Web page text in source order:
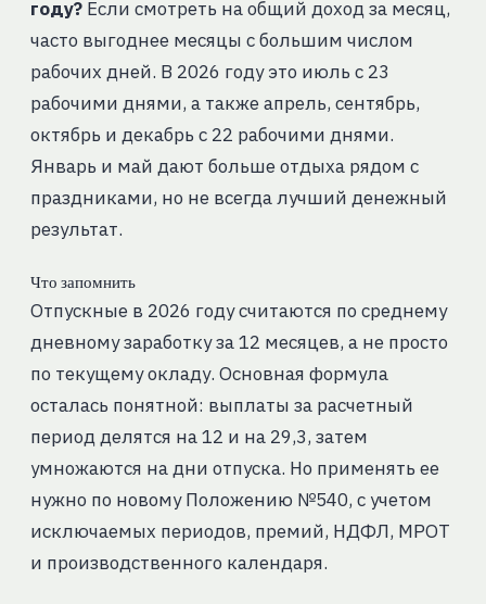
году?Если смотреть на общий доход за месяц,
часто выгоднее месяцы с большим числом
рабочих дней. В 2026 году это июль с 23
рабочими днями, а также апрель, сентябрь,
октябрь и декабрь с 22 рабочими днями.
Январь и май дают больше отдыха рядом с
праздниками, но не всегда лучший денежный
результат.
Что запомнить
Отпускные в 2026 году считаются по среднему
дневному заработку за 12 месяцев, а не просто
по текущему окладу. Основная формула
осталась понятной: выплаты за расчетный
период делятся на 12 и на 29,3, затем
умножаются на дни отпуска. Но применять ее
нужно по новому Положению №540, с учетом
исключаемых периодов, премий, НДФЛ, МРОТ
и производственного календаря.